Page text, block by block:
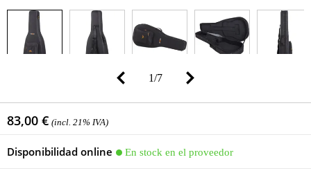
1/7
83,00 € (incl. 21% IVA)
Disponibilidad online En stock en el proveedor